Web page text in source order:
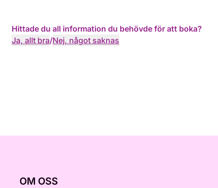
Hittade du all information du behövde för att boka?
Ja, allt bra/Nej, något saknas
OM OSS